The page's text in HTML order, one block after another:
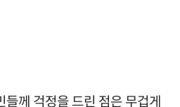
께 걱정을 드린 점은 무겁게